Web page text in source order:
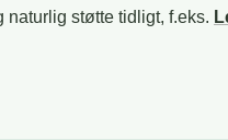
støtte tidligt, f.eks.